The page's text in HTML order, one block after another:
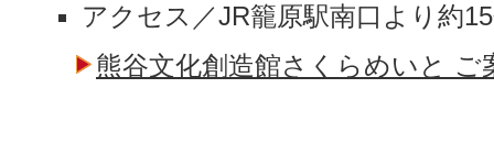
アクセス／JR籠原駅南口より約
熊谷文化創造館さくらめいと ご